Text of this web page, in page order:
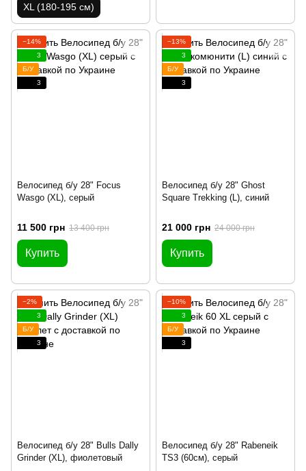
XL (180-195 см)
−14%
3
Б/У
3
Велосипед б/у 28" Focus
Wasgo (XL), серый
11 500 грн 13 400 грн
Купить
−13%
3
Б/У
3
Велосипед б/у 28" Ghost
Square Trekking (L), синий
21 000 грн 24 000 грн
Купить
−2%
3
Б/У
3
Велосипед б/у 28" Bulls Dally
Grinder (XL), фиолетовый
−10%
3
Б/У
3
Велосипед б/у 28" Rabeneik
TS3 (60см), серый